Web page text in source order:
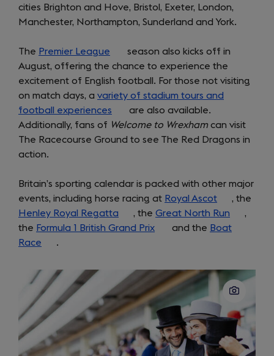
in
a
tab)
cities Brighton and Hove, Bristol, Exeter, London,
Manchester, Northampton, Sunderland and York.
The Premier League (opens
in
a
new
tab)
season also kicks off in
August, offering the chance to experience the
excitement of English football. For those not visiting
on match days, a variety of stadium tours and
football experiences (opens
in
a
are also available.
Additionally, fans of Welcome to Wrexham can visit
The Racecourse Ground to see The Red Dragons in
action.
Britain’s sporting calendar is packed with other major
events, including horse racing at Royal Ascot (opens
in
a
, the
Henley Royal Regatta (opens
in
tab)
, the Great North Run (opens
in
tab)
,
the Formula 1 British Grand Prix (opens
new
tab)
and the Boat
Race (opens
new
tab)
.